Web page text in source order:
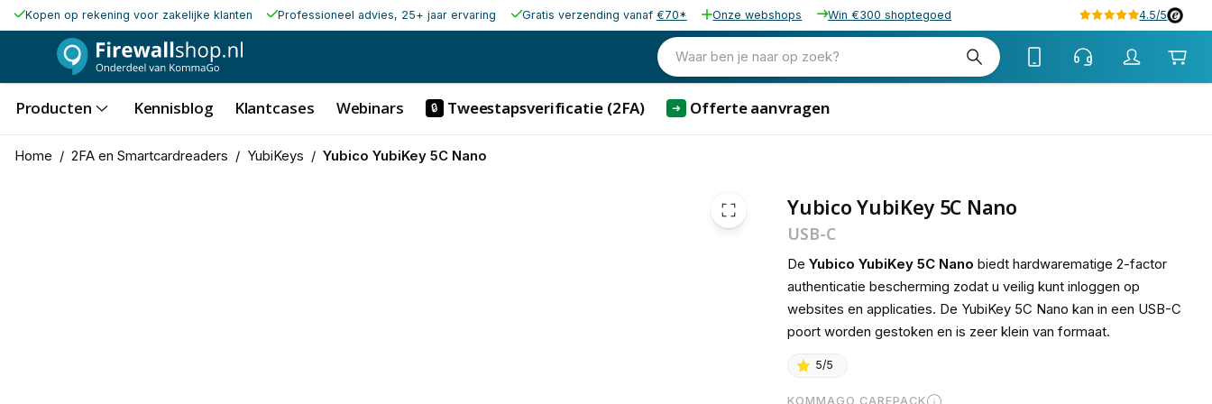
Kopen op rekening voor zakelijke klanten Professioneel advies, 25+ jaar ervaring Gratis verzending vanaf €70* Onze webshops Win €300 shoptegoed 4.5/5
Waar ben je naar op zoek?
Producten Kennisblog Klantcases Webinars 🔒 Tweestapsverificatie (2FA) ➜ Offerte aanvragen
Home / 2FA en Smartcardreaders / YubiKeys / Yubico YubiKey 5C Nano
Yubico YubiKey 5C Nano
USB-C
DeYubico YubiKey 5C Nano biedt hardwarematige 2-factor
authenticatie bescherming zodat u veilig kunt inloggen op
websites en applicaties. De YubiKey 5C Nano kan in een USB-C
poort worden gestoken en is zeer klein van formaat.
5/5
KOMMAGO CAREPACK
76,50 excl. btw
92,57 incl. btw